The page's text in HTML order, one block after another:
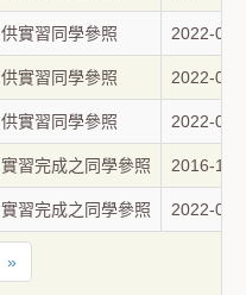
供實習同學參照 2022-05-
供實習同學參照 2022-05-
供實習同學參照 2022-05-
實習完成之同學參照 2016-12-
實習完成之同學參照 2022-05-
»